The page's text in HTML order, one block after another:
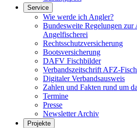
Service
Wie werde ich Angler?
Bundesweite Regelungen zur
Angelfischerei
Rechtsschutzversicherung
Bootsversicherung
DAFV Fischbilder
Verbandszeitschrift AFZ-
Digitaler Verbandsausweis
Zahlen und Fakten rund um
Termine
Presse
Newsletter Archiv
Projekte